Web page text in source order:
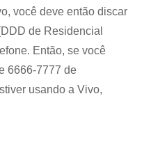
você deve então discar
de Residencial
Então, se você
6666-7777 de
usando a Vivo,